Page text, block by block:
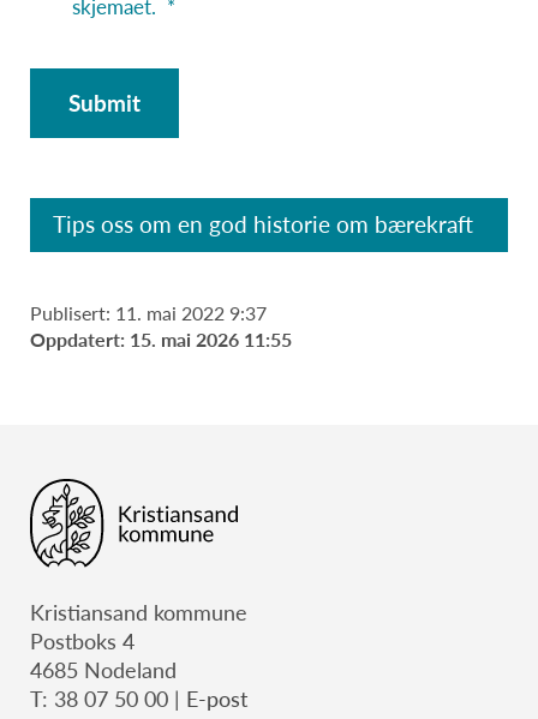
skjemaet.
Submit
Tips oss om en god historie om bærekraft
Publisert: 11. mai 2022 9:37
Oppdatert: 15. mai 2026 11:55
Kristiansand kommune
Postboks 4
4685 Nodeland
T: 38 07 50 00 | E-post